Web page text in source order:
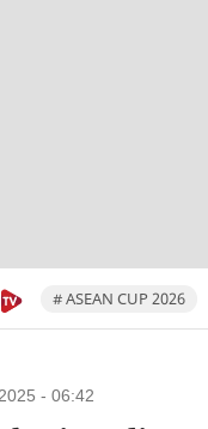
# ASEAN CUP 2026
- 06:42